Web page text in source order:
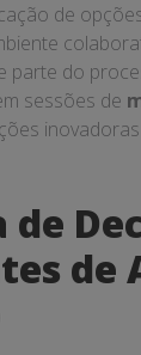
de
parte do
sessões de
de
de